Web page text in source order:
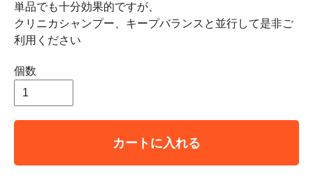
単品でも十分効果的ですが、
クリニカシャンプー、キープバランスと並行して是非ご
利用ください
個数
カートに入れる